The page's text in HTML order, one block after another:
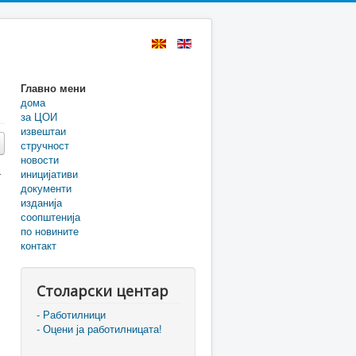
Главно мени
дома
за ЦОИ
извештаи
стручност
новости
иницијативи
документи
изданија
соопштенија
по новините
контакт
Столарски центар
- Работилници
- Оцени ја работилницата!